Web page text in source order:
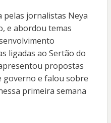
pelas jornalistas Neya
e abordou temas
ligadas ao Sertão do
propostas
governo e falou sobre
primeira semana